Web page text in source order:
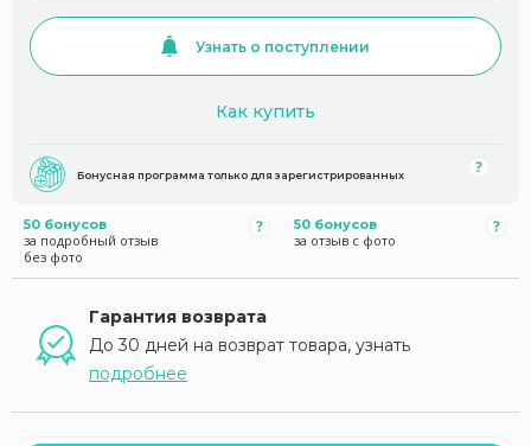
Узнать о поступлении
Как купить
Бонусная программа только для зарегистрированных
50 бонусов
за подробный отзыв
без фото
50 бонусов
за отзыв с фото
Гарантия возврата
До 30 дней на возврат товара, узнать
подробнее